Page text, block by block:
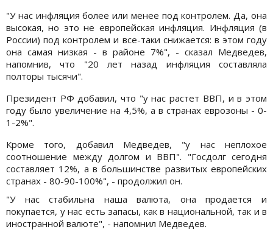
"У нас инфляция более или менее под контролем. Да, она
высокая, но это не европейская инфляция. Инфляция (в
России) под контролем и все-таки снижается: в этом году
она самая низкая - в районе 7%", - сказал Медведев,
напомнив, что "20 лет назад инфляция составляла
полторы тысячи".
Президент РФ добавил, что "у нас растет ВВП, и в этом
году было увеличение на 4,5%, а в странах еврозоны - 0-
1-2%".
Кроме того, добавил Медведев, "у нас неплохое
соотношение между долгом и ВВП". "Госдолг сегодня
составляет 12%, а в большинстве развитых европейских
странах - 80-90-100%", - продолжил он.
"У нас стабильна наша валюта, она продается и
покупается, у нас есть запасы, как в национальной, так и в
иностранной валюте", - напомнил Медведев.